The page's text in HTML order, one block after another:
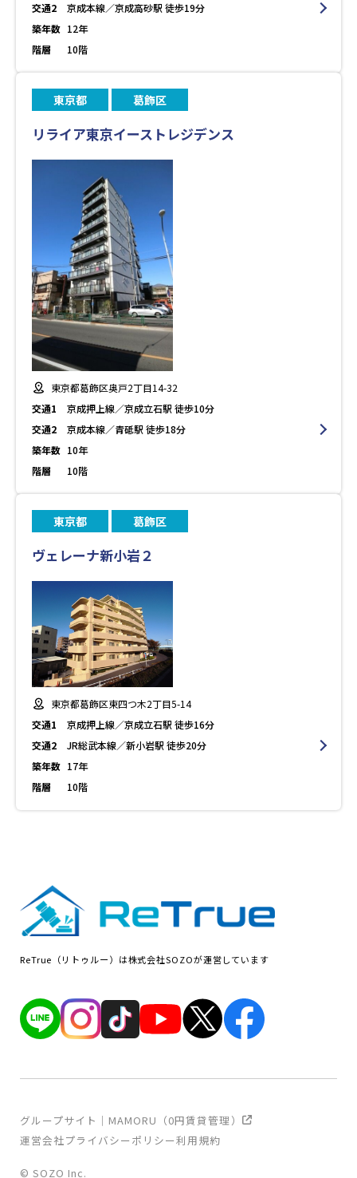
交通2
京成本線／京成高砂駅 徒歩19分
築年数 12年
階層
10階
東京都 葛飾区
リライア東京イーストレジデンス
東京都葛飾区奥戸2丁目14-32
交通1
京成押上線／京成立石駅 徒歩10分
交通2
京成本線／青砥駅 徒歩18分
築年数 10年
階層
10階
東京都 葛飾区
ヴェレーナ新小岩２
東京都葛飾区東四つ木2丁目5-14
交通1
京成押上線／京成立石駅 徒歩16分
交通2
JR総武本線／新小岩駅 徒歩20分
築年数 17年
階層
10階
ReTrue（リトゥルー）は株式会社SOZOが運営しています
運営会社プライバシーポリシー利用規約
グループサイト｜MAMORU（0円賃貸管理）
© SOZO Inc.